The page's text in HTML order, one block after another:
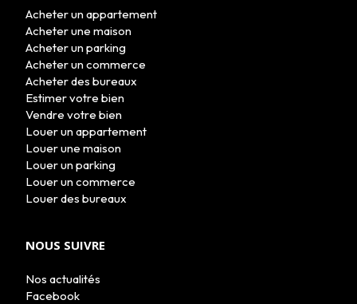
Acheter un appartement
Acheter une maison
Acheter un parking
Acheter un commerce
Acheter des bureaux
Estimer votre bien
Vendre votre bien
Louer un appartement
Louer une maison
Louer un parking
Louer un commerce
Louer des bureaux
NOUS SUIVRE
Nos actualités
Facebook